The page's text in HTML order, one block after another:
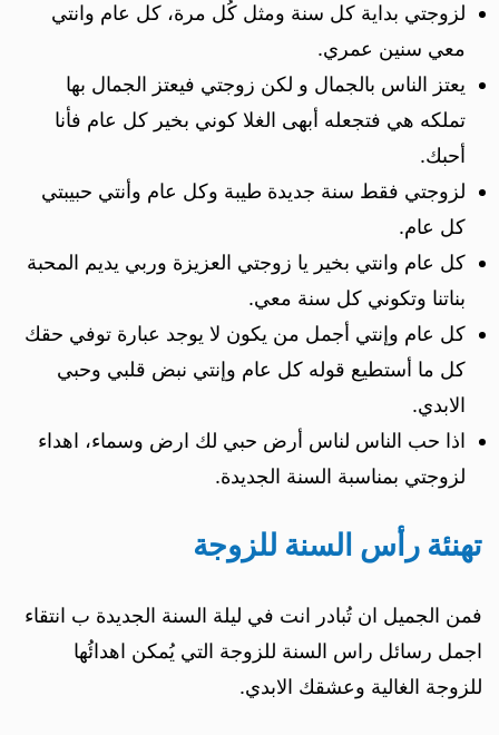
لزوجتي بداية كل سنة ومثل كُل مرة، كل عام وانتي
معي سنين عمري.
يعتز الناس بالجمال و لكن زوجتي فيعتز الجمال بها
تملكه هي فتجعله أبهى الغلا كوني بخير كل عام فأنا
أحبك.
لزوجتي فقط سنة جديدة طيبة وكل عام وأنتي حبيبتي
كل عام.
كل عام وانتي بخير يا زوجتي العزيزة وربي يديم المحبة
بناتنا وتكوني كل سنة معي.
كل عام وإنتي أجمل من يكون لا يوجد عبارة توفي حقك
كل ما أستطيع قوله كل عام وإنتي نبض قلبي وحبي
الابدي.
اذا حب الناس لناس أرض حبي لك ارض وسماء، اهداء
لزوجتي بمناسبة السنة الجديدة.
تهنئة رأس السنة للزوجة
فمن الجميل ان تُبادر انت في ليلة السنة الجديدة ب انتقاء
اجمل رسائل راس السنة للزوجة التي يُمكن اهدائُها
للزوجة الغالية وعشقك الابدي.